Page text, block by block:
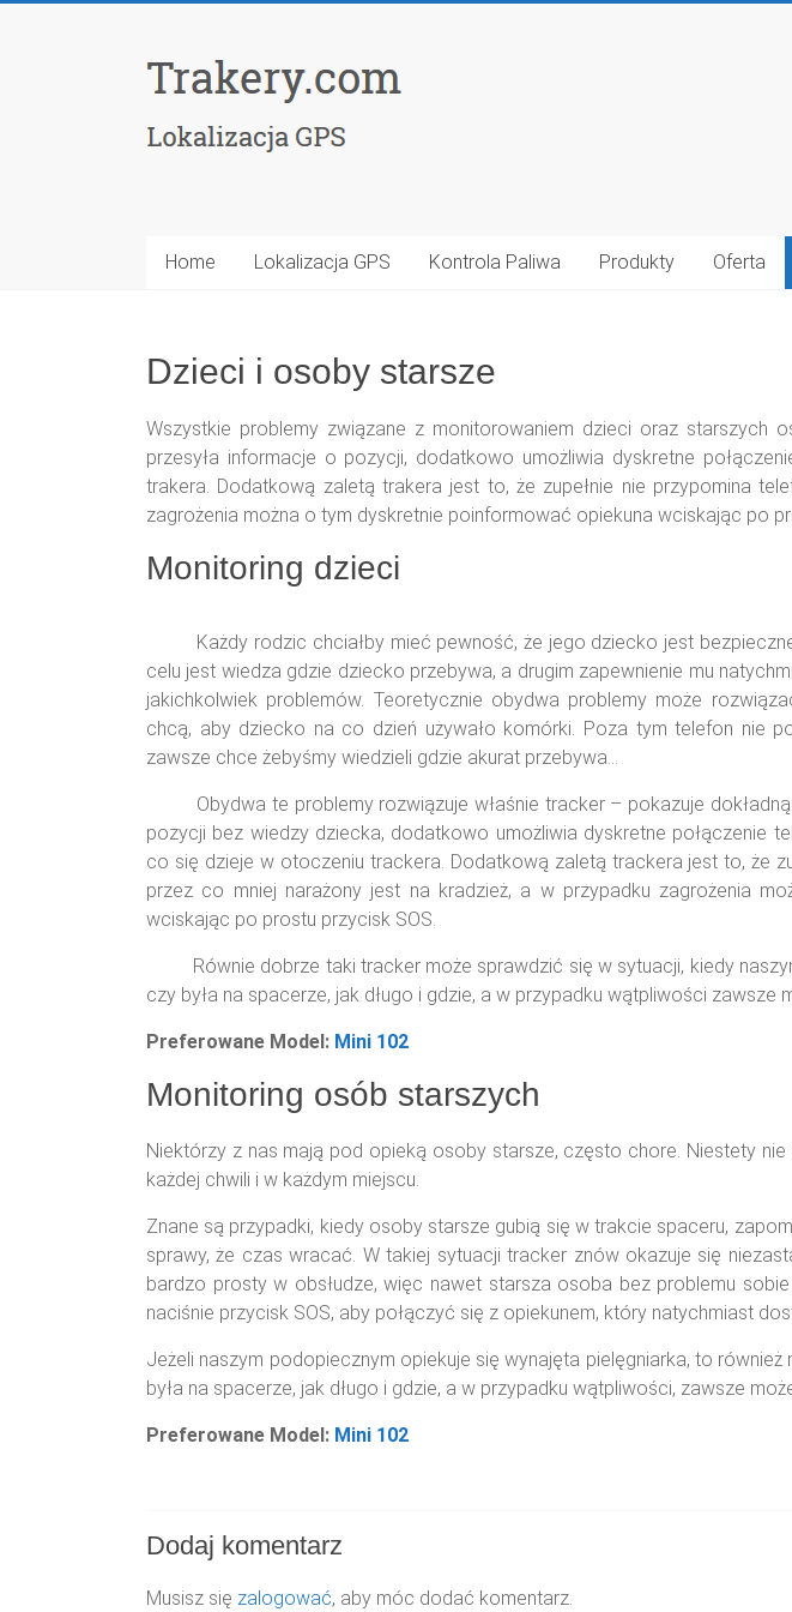
Home Lokalizacja GPS Kontrola Paliwa Produkty Oferta
Dzieci i osoby starsze
Wszystkie problemy związane z monitorowaniem dzieci oraz starszych
przesyła informacje o pozycji, dodatkowo umożliwia dyskretne
trakera. Dodatkową zaletą trakera jest to, że zupełnie nie przypomina
zagrożenia można o tym dyskretnie poinformować opiekuna wciskając po
Monitoring dzieci
Każdy rodzic chciałby mieć pewność, że jego dziecko jest
celu jest wiedza gdzie dziecko przebywa, a drugim zapewnienie mu
jakichkolwiek problemów. Teoretycznie obydwa problemy może
chcą, aby dziecko na co dzień używało komórki. Poza tym telefon nie
zawsze chce żebyśmy wiedzieli gdzie akurat przebywa…
Obydwa te problemy rozwiązuje właśnie tracker – pokazuje dokładną
pozycji bez wiedzy dziecka, dodatkowo umożliwia dyskretne połączenie
co się dzieje w otoczeniu trackera. Dodatkową zaletą trackera jest to, że
przez co mniej narażony jest na kradzież, a w przypadku zagrożenia
wciskając po prostu przycisk SOS.
Równie dobrze taki tracker może sprawdzić się w sytuacji, kiedy
czy była na spacerze, jak długo i gdzie, a w przypadku wątpliwości
Preferowane Model: Mini 102
Monitoring osób starszych
Niektórzy z nas mają pod opieką osoby starsze, często chore. Niestety
każdej chwili i w każdym miejscu.
Znane są przypadki, kiedy osoby starsze gubią się w trakcie spaceru,
sprawy, że czas wracać. W takiej sytuacji tracker znów okazuje się
bardzo prosty w obsłudze, więc nawet starsza osoba bez problemu
naciśnie przycisk SOS, aby połączyć się z opiekunem, który natychmiast
Jeżeli naszym podopiecznym opiekuje się wynajęta pielęgniarka, to
była na spacerze, jak długo i gdzie, a w przypadku wątpliwości, zawsze
Preferowane Model: Mini 102
Dodaj komentarz
Musisz się zalogować, aby móc dodać komentarz.